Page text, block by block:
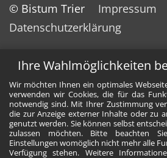
Ihre Wahlmöglichkeiten
Wir möchten Ihnen ein optimales
verwenden wir Cookies, die für das
notwendig sind. Mit Ihrer Zustimmung
die zur Anzeige externer Inhalte oder zu
genutzt werden. Sie können selbst
zulassen möchten. Bitte beachten
Einstellungen womöglich nicht mehr alle
Verfügung stehen. Weitere
© Bistum Trier
Impressum
Datenschutzerklärung